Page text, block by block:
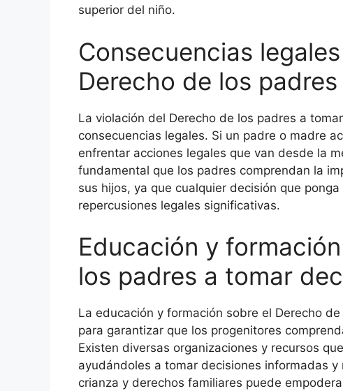
superior del niño.
Consecuencias
Derecho de los padres
La violación del Derecho de los padres a
consecuencias legales. Si un padre o madre
enfrentar acciones legales que van desde la
fundamental que los padres comprendan la
sus hijos, ya que cualquier decisión que
repercusiones legales significativas.
Educación y
los padres a tomar
La educación y formación sobre el Derecho
para garantizar que los progenitores
Existen diversas organizaciones y recursos
ayudándoles a tomar decisiones informadas
crianza y derechos familiares puede